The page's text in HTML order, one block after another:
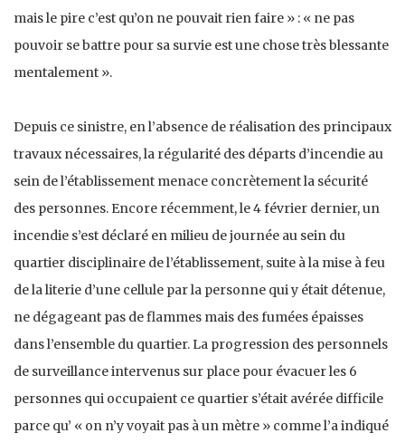
mais le pire c’est qu’on ne pouvait rien faire » : « ne pas
pouvoir se battre pour sa survie est une chose très blessante
mentalement ».
Depuis ce sinistre, en l’absence de réalisation des principaux
travaux nécessaires, la régularité des départs d’incendie au
sein de l’établissement menace concrètement la sécurité
des personnes. Encore récemment, le 4 février dernier, un
incendie s’est déclaré en milieu de journée au sein du
quartier disciplinaire de l’établissement, suite à la mise à feu
de la literie d’une cellule par la personne qui y était détenue,
ne dégageant pas de flammes mais des fumées épaisses
dans l’ensemble du quartier. La progression des personnels
de surveillance intervenus sur place pour évacuer les 6
personnes qui occupaient ce quartier s’était avérée difficile
parce qu’ « on n’y voyait pas à un mètre » comme l’a indiqué